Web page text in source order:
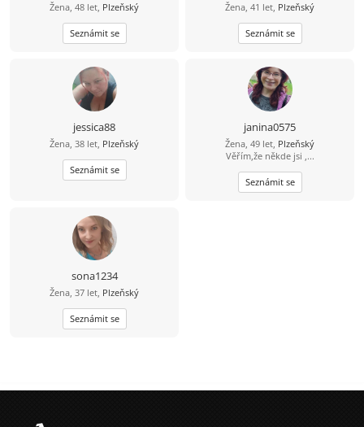
Žena, 48 let, Plzeňský
Seznámit se
Žena, 41 let, Plzeňský
Seznámit se
jessica88
Žena, 38 let, Plzeňský
Seznámit se
janina0575
Žena, 49 let, Plzeňský
Věřím,že někde jsi ,...
Seznámit se
sona1234
Žena, 37 let, Plzeňský
Seznámit se